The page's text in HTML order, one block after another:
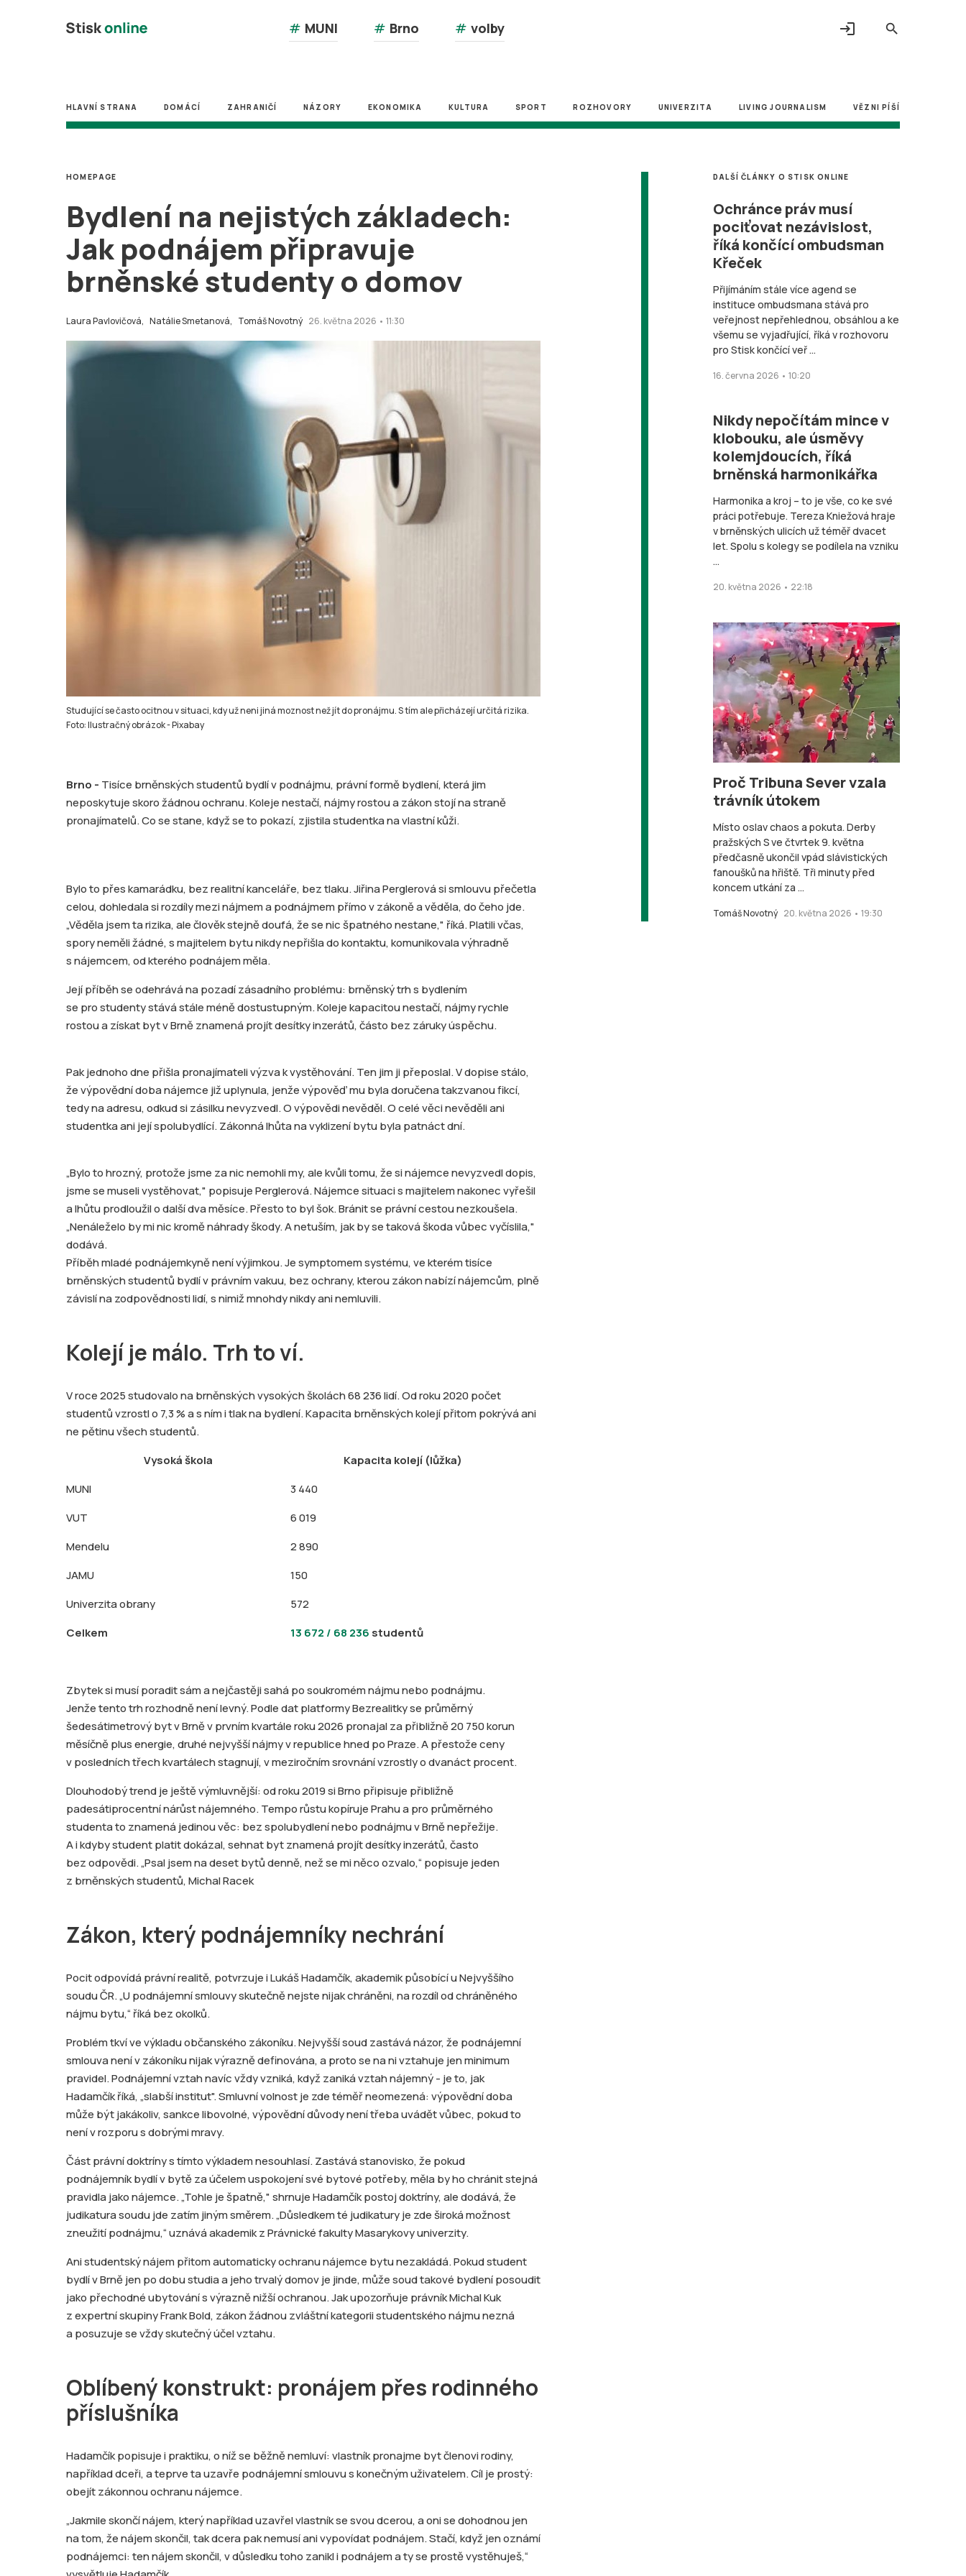
search
# MUNI # Brno # volby login
HLAVNÍ STRANA DOMÁCÍ ZAHRANIČÍ NÁZORY EKONOMIKA KULTURA SPORT ROZHOVORY UNIVERZITA LIVING JOURNALISM VĚZNI PÍŠÍ
Bydlení na nejistých základech:
Jak podnájem připravuje
brněnské studenty o domov
Laura Pavlovičová, Natálie Smetanová, Tomáš Novotný 26. května 2026 • 11:30
HOMEPAGE
Studující se často ocitnou v situaci, kdy už neni jiná moznost než jít do pronájmu. S tím ale přicházejí určitá rizika.
Foto: Ilustračný obrázok - Pixabay
Brno - Tisíce brněnských studentů bydlí v podnájmu, právní formě bydlení, která jim
neposkytuje skoro žádnou ochranu. Koleje nestačí, nájmy rostou a zákon stojí na straně
pronajímatelů. Co se stane, když se to pokazí, zjistila studentka na vlastní kůži.
Bylo to přes kamarádku, bez realitní kanceláře, bez tlaku. Jiřina Perglerová si smlouvu přečetla
celou, dohledala si rozdíly mezi nájmem a podnájmem přímo v zákoně a věděla, do čeho jde.
„Věděla jsem ta rizika, ale člověk stejně doufá, že se nic špatného nestane," říká. Platili včas,
spory neměli žádné, s majitelem bytu nikdy nepřišla do kontaktu, komunikovala výhradně
s nájemcem, od kterého podnájem měla.
Její příběh se odehrává na pozadí zásadního problému: brněnský trh s bydlením
se pro studenty stává stále méně dostustupným. Koleje kapacitou nestačí, nájmy rychle
rostou a získat byt v Brně znamená projít desítky inzerátů, částo bez záruky úspěchu.
Pak jednoho dne přišla pronajímateli výzva k vystěhování. Ten jim ji přeposlal. V dopise stálo,
že výpovědní doba nájemce již uplynula, jenže výpověď mu byla doručena takzvanou fikcí,
tedy na adresu, odkud si zásilku nevyzvedl. O výpovědi nevěděl. O celé věci nevěděli ani
studentka ani její spolubydlící. Zákonná lhůta na vyklizení bytu byla patnáct dní.
„Bylo to hrozný, protože jsme za nic nemohli my, ale kvůli tomu, že si nájemce nevyzvedl dopis,
jsme se museli vystěhovat," popisuje Perglerová. Nájemce situaci s majitelem nakonec vyřešil
a lhůtu prodloužil o další dva měsíce. Přesto to byl šok. Bránit se právní cestou nezkoušela.
„Nenáleželo by mi nic kromě náhrady škody. A netuším, jak by se taková škoda vůbec vyčíslila,"
dodává.
Příběh mladé podnájemkyně není výjimkou. Je symptomem systému, ve kterém tisíce
brněnských studentů bydlí v právním vakuu, bez ochrany, kterou zákon nabízí nájemcům, plně
závislí na zodpovědnosti lidí, s nimiž mnohdy nikdy ani nemluvili.
Kolejí je málo. Trh to ví.
V roce 2025 studovalo na brněnských vysokých školách 68 236 lidí. Od roku 2020 počet
studentů vzrostl o 7,3 % a s ním i tlak na bydlení. Kapacita brněnských kolejí přitom pokrývá ani
ne pětinu všech studentů.
Vysoká škola
Kapacita kolejí (lůžka)
MUNI
3 440
VUT
6 019
Mendelu
2 890
JAMU
150
Univerzita obrany
572
Celkem
13 672 / 68 236 studentů
Zbytek si musí poradit sám a nejčastěji sahá po soukromém nájmu nebo podnájmu.
Jenže tento trh rozhodně není levný. Podle dat platformy Bezrealitky se průměrný
šedesátimetrový byt v Brně v prvním kvartále roku 2026 pronajal za přibližně 20 750 korun
měsíčně plus energie, druhé nejvyšší nájmy v republice hned po Praze. A přestože ceny
v posledních třech kvartálech stagnují, v meziročním srovnání vzrostly o dvanáct procent.
Dlouhodobý trend je ještě výmluvnější: od roku 2019 si Brno připisuje přibližně
padesátiprocentní nárůst nájemného. Tempo růstu kopíruje Prahu a pro průměrného
studenta to znamená jedinou věc: bez spolubydlení nebo podnájmu v Brně nepřežije.
A i kdyby student platit dokázal, sehnat byt znamená projít desítky inzerátů, často
bez odpovědi. „Psal jsem na deset bytů denně, než se mi něco ozvalo,“ popisuje jeden
z brněnských studentů, Michal Racek
Zákon, který podnájemníky nechrání
Pocit odpovídá právní realitě, potvrzuje i Lukáš Hadamčík, akademik působící u Nejvyššího
soudu ČR. „U podnájemní smlouvy skutečně nejste nijak chráněni, na rozdíl od chráněného
nájmu bytu,“ říká bez okolků.
Problém tkví ve výkladu občanského zákoníku. Nejvyšší soud zastává názor, že podnájemní
smlouva není v zákoníku nijak výrazně definována, a proto se na ni vztahuje jen minimum
pravidel. Podnájemní vztah navíc vždy vzniká, když zaniká vztah nájemný - je to, jak
Hadamčík říká, „slabší institut". Smluvní volnost je zde téměř neomezená: výpovědní doba
může být jakákoliv, sankce libovolné, výpovědní důvody není třeba uvádět vůbec, pokud to
není v rozporu s dobrými mravy.
Část právní doktríny s tímto výkladem nesouhlasí. Zastává stanovisko, že pokud
podnájemník bydlí v bytě za účelem uspokojení své bytové potřeby, měla by ho chránit stejná
pravidla jako nájemce. „Tohle je špatně," shrnuje Hadamčík postoj doktríny, ale dodává, že
judikatura soudu jde zatím jiným směrem. „Důsledkem té judikatury je zde široká možnost
zneužití podnájmu,“ uznává akademik z Právnické fakulty Masarykovy univerzity.
Ani studentský nájem přitom automaticky ochranu nájemce bytu nezakládá. Pokud student
bydlí v Brně jen po dobu studia a jeho trvalý domov je jinde, může soud takové bydlení posoudit
jako přechodné ubytování s výrazně nižší ochranou. Jak upozorňuje právník Michal Kuk
z expertní skupiny Frank Bold, zákon žádnou zvláštní kategorii studentského nájmu nezná
a posuzuje se vždy skutečný účel vztahu.
Oblíbený konstrukt: pronájem přes rodinného
příslušníka
Hadamčík popisuje i praktiku, o níž se běžně nemluví: vlastník pronajme byt členovi rodiny,
například dceři, a teprve ta uzavře podnájemní smlouvu s konečným uživatelem. Cíl je prostý:
obejít zákonnou ochranu nájemce.
„Jakmile skončí nájem, který například uzavřel vlastník se svou dcerou, a oni se dohodnou jen
na tom, že nájem skončil, tak dcera pak nemusí ani vypovídat podnájem. Stačí, když jen oznámí
podnájemci: ten nájem skončil, v důsledku toho zanikl i podnájem a ty se prostě vystěhuješ,“
DALŠÍ ČLÁNKY O STISK ONLINE
Ochránce práv musí
pociťovat nezávislost,
říká končící ombudsman
Křeček
Přijímáním stále více agend se
instituce ombudsmana stává pro
veřejnost nepřehlednou, obsáhlou a ke
všemu se vyjadřující, říká v rozhovoru
pro Stisk končící veř ...
16. června 2026 • 10:20
Nikdy nepočítám mince v
klobouku, ale úsměvy
kolemjdoucích, říká
brněnská harmonikářka
Harmonika a kroj – to je vše, co ke své
práci potřebuje. Tereza Kniežová hraje
v brněnských ulicích už téměř dvacet
let. Spolu s kolegy se podílela na vzniku
...
20. května 2026 • 22:18
Proč Tribuna Sever vzala
trávník útokem
Místo oslav chaos a pokuta. Derby
pražských S ve čtvrtek 9. května
předčasně ukončil vpád slávistických
fanoušků na hřiště. Tři minuty před
koncem utkání za ...
Tomáš Novotný 20. května 2026 • 19:30